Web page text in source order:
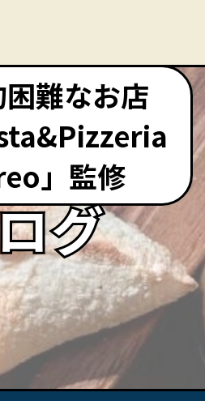
難なお店
」監修
グ
グ